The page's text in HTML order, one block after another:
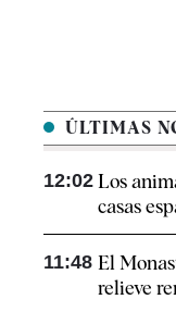
ÚLTIMAS
12:02 Los
casas
11:48 El
relieve